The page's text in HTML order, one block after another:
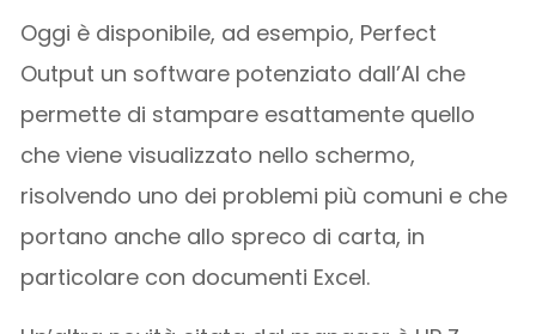
Oggi è disponibile, ad esempio, Perfect
Output un software potenziato dall’AI che
permette di stampare esattamente quello
che viene visualizzato nello schermo,
risolvendo uno dei problemi più comuni e che
portano anche allo spreco di carta, in
particolare con documenti Excel.